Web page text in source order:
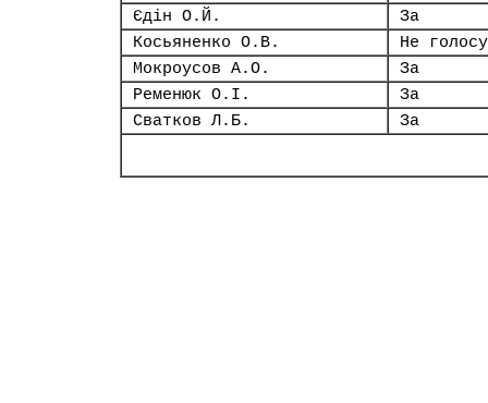
Єдін О.Й.
За
Косьяненко О.В.
Не
Мокроусов А.О.
За
Ременюк О.І.
За
Сватков Л.Б.
За